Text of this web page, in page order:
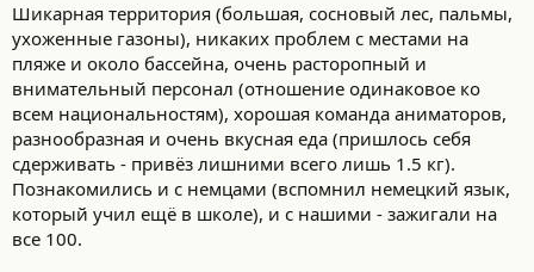
Шикарная территория (большая, сосновый лес, пальмы,
ухоженные газоны), никаких проблем с местами на
пляже и около бассейна, очень расторопный и
внимательный персонал (отношение одинаковое ко
всем национальностям), хорошая команда аниматоров,
разнообразная и очень вкусная еда (пришлось себя
сдерживать - привёз лишними всего лишь 1.5 кг).
Познакомились и с немцами (вспомнил немецкий язык,
который учил ещё в школе), и с нашими - зажигали на
все 100.